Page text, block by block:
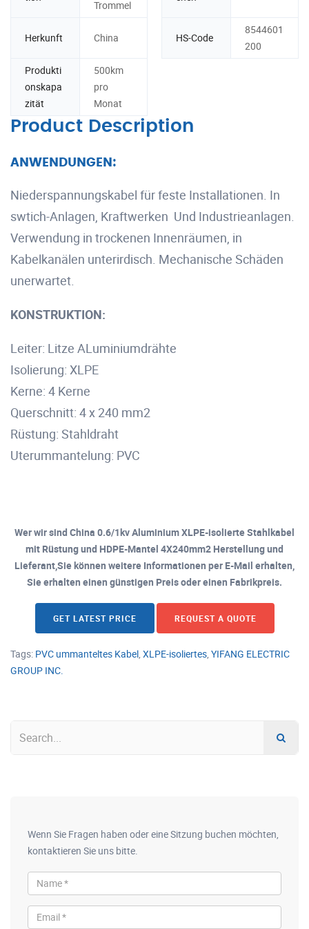
Trommel
Herkunft China HS-Code
8544601
200
Produkti
onskapa
zität
500km
pro
Monat
Product Description
ANWENDUNGEN:
Niederspannungskabel für feste Installationen. In
swtich-Anlagen, Kraftwerken Und Industrieanlagen.
Verwendung in trockenen Innenräumen, in
Kabelkanälen unterirdisch. Mechanische Schäden
unerwartet.
KONSTRUKTION:
Leiter: Litze ALuminiumdrähte
Isolierung: XLPE
Kerne: 4 Kerne
Querschnitt: 4 x 240 mm2
Rüstung: Stahldraht
Uterummantelung: PVC
Wer wir sind China 0.6/1kv Aluminium XLPE-isolierte Stahlkabel
mit Rüstung und HDPE-Mantel 4X240mm2 Herstellung und
Lieferant,Sie können weitere Informationen per E-Mail erhalten,
Sie erhalten einen günstigen Preis oder einen Fabrikpreis.
GET LATEST PRICE REQUEST A QUOTE
Tags: PVC ummanteltes Kabel, XLPE-isoliertes, YIFANG ELECTRIC
GROUP INC.
Wenn Sie Fragen haben oder eine Sitzung buchen möchten,
kontaktieren Sie uns bitte.